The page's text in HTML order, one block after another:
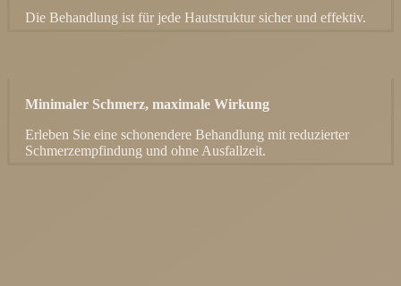
Die Behandlung ist für jede Hautstruktur sicher und effektiv.
Minimaler Schmerz, maximale Wirkung
Erleben Sie eine schonendere Behandlung mit reduzierter
Schmerzempfindung und ohne Ausfallzeit.